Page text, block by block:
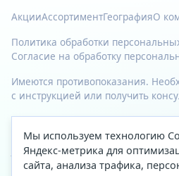
АкцииАссортиментГеографияО
Политика обработки
Согласие на обработку
Имеются противопоказания.
с инструкцией или получить
© 2023—2026 Все права
Адрес
Мы используем технологию
Яндекс-метрика для
сайта, анализа трафика,